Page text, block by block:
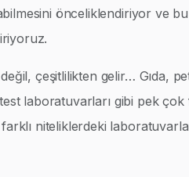
önceliklendiriyor ve
çeşitlilikten gelir… Gıda,
laboratuvarları gibi pek çok
niteliklerdeki